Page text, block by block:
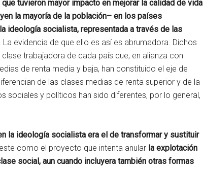
tuvieron mayor impacto en mejorar la calidad de vida
la mayoría de la población– en los países
ideología socialista, representada a través de las
. La evidencia de que ello es así es abrumadora. Dichos
trabajadora de cada país que, en alianza con
de renta media y baja, han constituido el eje de
de las clases medias de renta superior y de la
sociales y políticos han sido diferentes, por lo general,
la ideología socialista era el de transformar y sustituir
como el proyecto que intenta anular la explotación
social, aun cuando incluyera también otras formas